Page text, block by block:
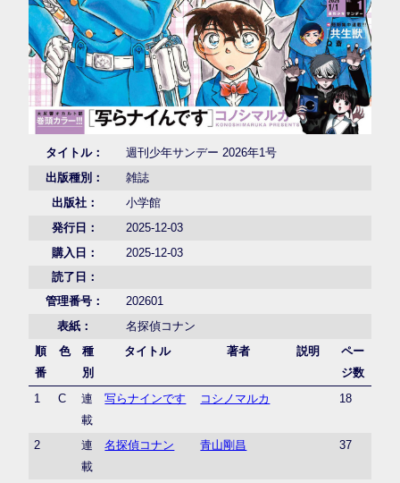
タイトル：
週刊少年サンデー 2026年1号
出版種別：
雑誌
出版社：
小学館
発行日：
2025-12-03
購入日：
2025-12-03
読了日：
管理番号：
202601
表紙：
名探偵コナン
順
番
色
種
別
タイトル 著者 説明
ペー
ジ数
1
C
連
載
写らナインです コシノマルカ 18
2
連
載
名探偵コナン 青山剛昌 37